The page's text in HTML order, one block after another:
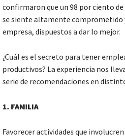
confirmaron que un 98 por ciento
se siente altamente comprometido
empresa, dispuestos a dar lo mejor.
¿Cuál es el secreto para tener
productivos? La experiencia nos
serie de recomendaciones en
1. FAMILIA
Favorecer actividades que